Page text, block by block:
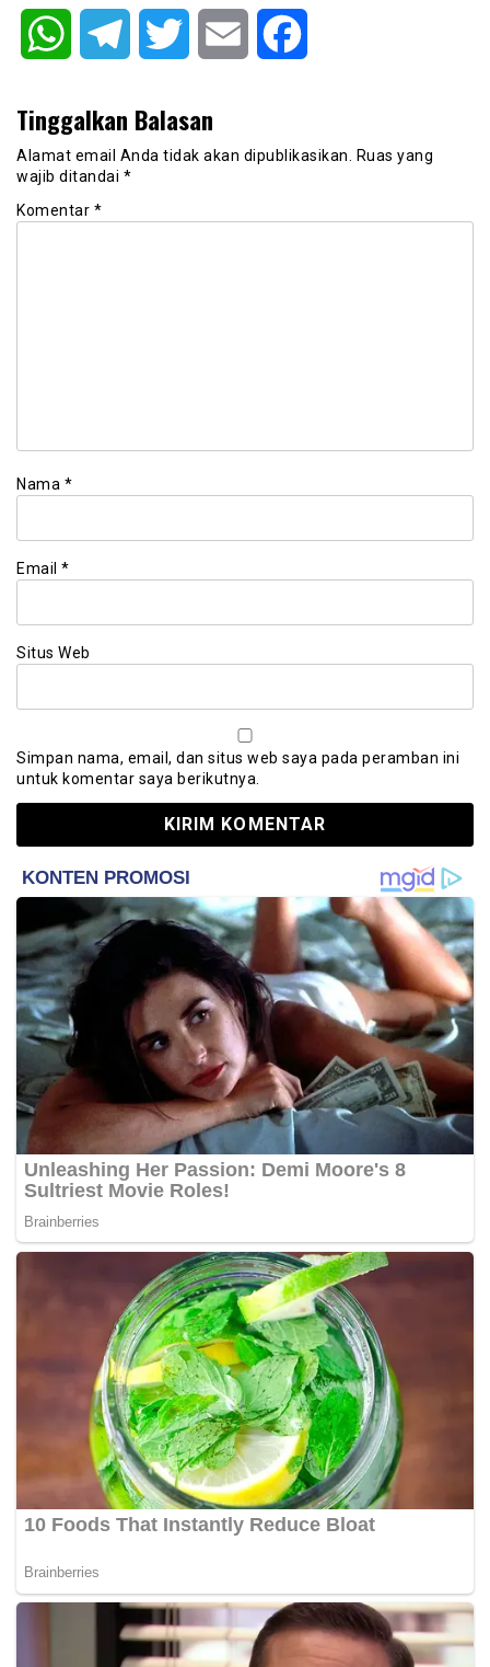
WhatsAppTelegram Twitter Email
Tinggalkan Balasan
Alamat email Anda tidak akan dipublikasikan. Ruas yang
wajib ditandai *
Komentar *
Nama *
Email *
Situs Web
Simpan nama, email, dan situs web saya pada peramban ini
untuk komentar saya berikutnya.